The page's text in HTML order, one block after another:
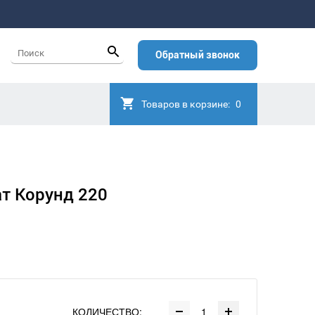
Обратный звонок
Товаров в корзине: 0
Корунд 220
КОЛИЧЕСТВО: